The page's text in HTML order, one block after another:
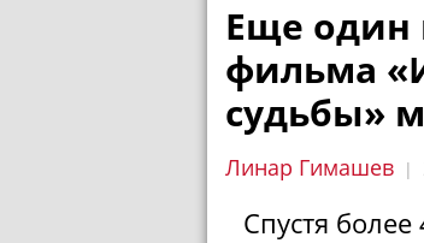
Еще один
фильма
судьбы»
Линар Гимашев |
Спустя